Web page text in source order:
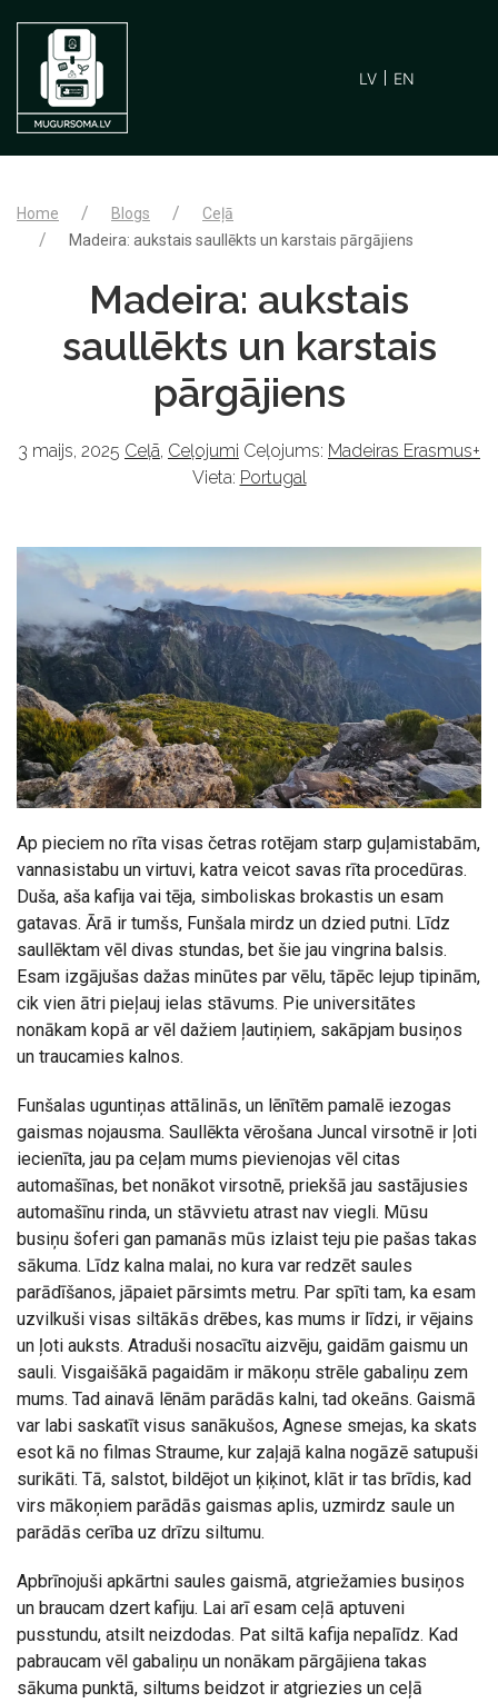
LV EN
Home Blogs
Ceļā
Madeira: aukstais saullēkts un karstais pārgājiens
Madeira: aukstais
saullēkts un karstais
pārgājiens
3 maijs, 2025 Ceļā, Ceļojumi Ceļojums: Madeiras Erasmus+
Vieta: Portugal
Ap pieciem no rīta visas četras rotējam starp guļamistabām,
vannasistabu un virtuvi, katra veicot savas rīta procedūras.
Duša, aša kafija vai tēja, simboliskas brokastis un esam
gatavas. Ārā ir tumšs, Funšala mirdz un dzied putni. Līdz
saullēktam vēl divas stundas, bet šie jau vingrina balsis.
Esam izgājušas dažas minūtes par vēlu, tāpēc lejup tipinām,
cik vien ātri pieļauj ielas stāvums. Pie universitātes
nonākam kopā ar vēl dažiem ļautiņiem, sakāpjam busiņos
un traucamies kalnos.
Funšalas uguntiņas attālinās, un lēnītēm pamalē iezogas
gaismas nojausma. Saullēkta vērošana Juncal virsotnē ir ļoti
iecienīta, jau pa ceļam mums pievienojas vēl citas
automašīnas, bet nonākot virsotnē, priekšā jau sastājusies
automašīnu rinda, un stāvvietu atrast nav viegli. Mūsu
busiņu šoferi gan pamanās mūs izlaist teju pie pašas takas
sākuma. Līdz kalna malai, no kura var redzēt saules
parādīšanos, jāpaiet pārsimts metru. Par spīti tam, ka esam
uzvilkuši visas siltākās drēbes, kas mums ir līdzi, ir vējains
un ļoti auksts. Atraduši nosacītu aizvēju, gaidām gaismu un
sauli. Visgaišākā pagaidām ir mākoņu strēle gabaliņu zem
mums. Tad ainavā lēnām parādās kalni, tad okeāns. Gaismā
var labi saskatīt visus sanākušos, Agnese smejas, ka skats
esot kā no filmas Straume, kur zaļajā kalna nogāzē satupuši
surikāti. Tā, salstot, bildējot un ķiķinot, klāt ir tas brīdis, kad
virs mākoņiem parādās gaismas aplis, uzmirdz saule un
parādās cerība uz drīzu siltumu.
Apbrīnojuši apkārtni saules gaismā, atgriežamies busiņos
un braucam dzert kafiju. Lai arī esam ceļā aptuveni
pusstundu, atsilt neizdodas. Pat siltā kafija nepalīdz. Kad
pabraucam vēl gabaliņu un nonākam pārgājiena takas
sākuma punktā, siltums beidzot ir atgriezies un ceļā